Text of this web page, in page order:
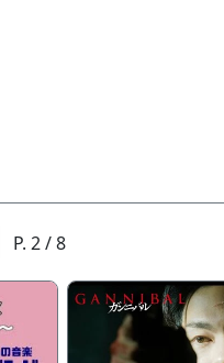
P. 2 / 8